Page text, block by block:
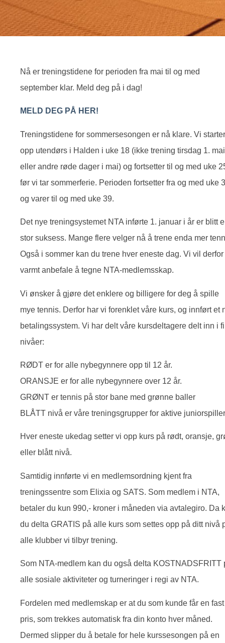
Nå er treningstidene for perioden fra mai til og med
september klar. Meld deg på i dag!
MELD DEG PÅ HER!
Treningstidene for sommersesongen er nå klare. Vi starter
opp utendørs i Halden i uke 18 (ikke trening tirsdag 1. mai
eller andre røde dager i mai) og fortsetter til og med uke
før vi tar sommerferie. Perioden fortsetter fra og med uke
og varer til og med uke 39.
Det nye treningsystemet NTA inførte 1. januar i år er blitt
stor suksess. Mange flere velger nå å trene enda mer
Også i sommer kan du trene hver eneste dag. Vi vil derfor
varmt anbefale å tegne NTA-medlemsskap.
Vi ønsker å gjøre det enklere og billigere for deg å spille
mye tennis. Derfor har vi forenklet våre kurs, og innført et
betalingssystem. Vi har delt våre kursdeltagere delt inn i
nivåer:
RØDT er for alle nybegynnere opp til 12 år.
ORANSJE er for alle nybegynnere over 12 år.
GRØNT er tennis på stor bane med grønne baller
BLÅTT nivå er våre treningsgrupper for aktive
Hver eneste ukedag setter vi opp kurs på rødt, oransje,
eller blått nivå.
Samtidig innførte vi en medlemsordning kjent fra
treningssentre som Elixia og SATS. Som medlem i NTA,
betaler du kun 990,- kroner i måneden via avtalegiro. Da
du delta GRATIS på alle kurs som settes opp på ditt nivå
alle klubber vi tilbyr trening.
Som NTA-medlem kan du også delta KOSTNADSFRITT
alle sosiale aktiviteter og turneringer i regi av NTA.
Fordelen med medlemskap er at du som kunde får en fast
pris, som trekkes automatisk fra din konto hver måned.
Dermed slipper du å betale for hele kurssesongen på en